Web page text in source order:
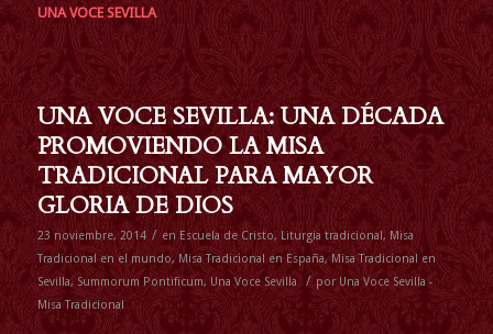
UNA VOCE SEVILLA
UNA VOCE SEVILLA: UNA DÉCADA
PROMOVIENDO LA MISA
TRADICIONAL PARA MAYOR
GLORIA DE DIOS
23 noviembre, 2014 / en Escuela de Cristo, Liturgia tradicional , Misa
Tradicional en el mundo, Misa Tradicional en España, Misa Tradicional en
Sevilla, Summorum Pontificum, Una Voce Sevilla / por Una Voce Sevilla -
Misa Tradicional